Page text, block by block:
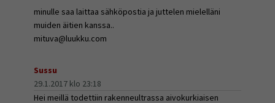
minulle saa laittaa sähköpostia ja juttelen mielelläni
muiden äitien kanssa..
mituva@luukku.com
Sussu
29.1.2017 klo 23:18
Hei meillä todettiin rakenneultrassa aivokurkiaisen